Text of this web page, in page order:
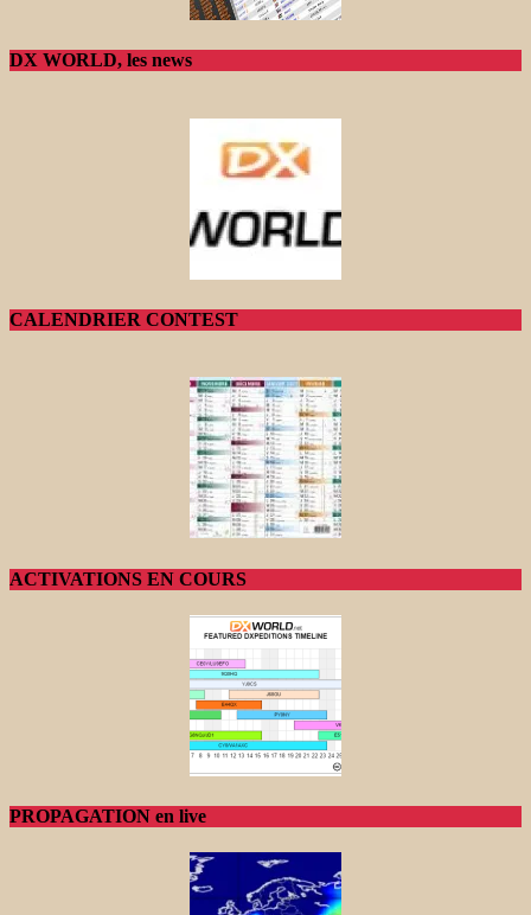
DX WORLD, les news
CALENDRIER CONTEST
ACTIVATIONS EN COURS
PROPAGATION en live